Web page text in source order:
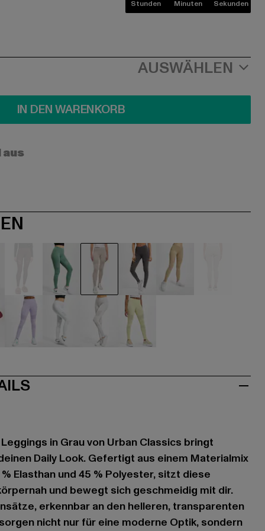
Stunden Minuten Sekunden
AUSWÄHLEN
IN DEN WARENKORB
braun grün grau grau
in Grau von Urban Classics bringt
Daily Look. Gefertigt aus einem Materialmix
Elasthan und 45 % Polyester, sitzt diese
und bewegt sich geschmeidig mit dir.
erkennbar an den helleren, transparenten
nicht nur für eine moderne Optik, sondern